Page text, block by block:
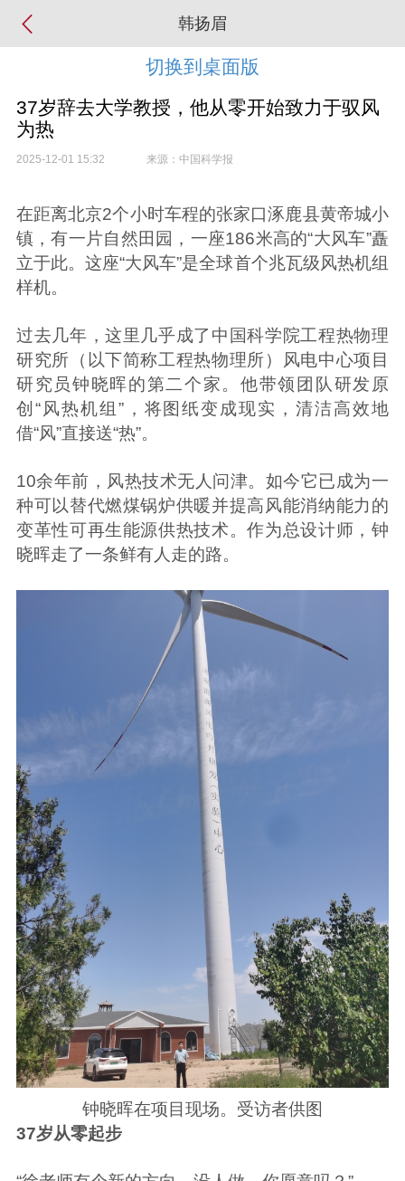
韩扬眉
切换到桌面版
37岁辞去大学教授，他从零开始致力于驭风
为热
2025-12-01 15:32 来源：中国科学报
在距离北京2个小时车程的张家口涿鹿县黄帝城小
镇，有一片自然田园，一座186米高的“大风车”矗
立于此。这座“大风车”是全球首个兆瓦级风热机组
样机。
过去几年，这里几乎成了中国科学院工程热物理
研究所（以下简称工程热物理所）风电中心项目
研究员钟晓晖的第二个家。他带领团队研发原
创“风热机组”，将图纸变成现实，清洁高效地
借“风”直接送“热”。
10余年前，风热技术无人问津。如今它已成为一
种可以替代燃煤锅炉供暖并提高风能消纳能力的
变革性可再生能源供热技术。作为总设计师，钟
晓晖走了一条鲜有人走的路。
钟晓晖在项目现场。受访者供图
37岁从零起步